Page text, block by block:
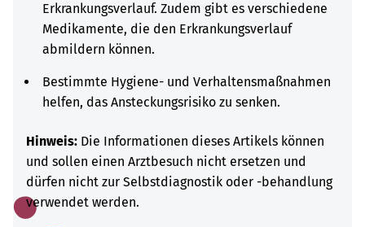
Erkrankungsverlauf. Zudem gibt es verschiedene
Medikamente, die den Erkrankungsverlauf
abmildern können.
Bestimmte Hygiene- und Verhaltensmaßnahmen
helfen, das Ansteckungsrisiko zu senken.
Hinweis: Die Informationen dieses Artikels können
und sollen einen Arztbesuch nicht ersetzen und
dürfen nicht zur Selbstdiagnostik oder -behandlung
verwendet werden.